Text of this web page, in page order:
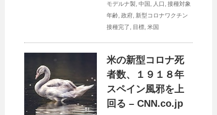
モデルナ製, 中国 , 人口 , 接種対象
年齢, 政府, 新型コロナワクチン
接種完了 , 目標, 米国
米の新型コロナ死
者数、１９１８年
スペイン風邪を上
回る – CNN.co.jp